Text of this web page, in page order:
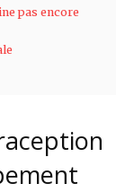
pas encore